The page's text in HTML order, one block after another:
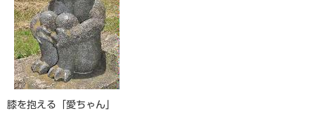
膝を抱える「愛ちゃん」